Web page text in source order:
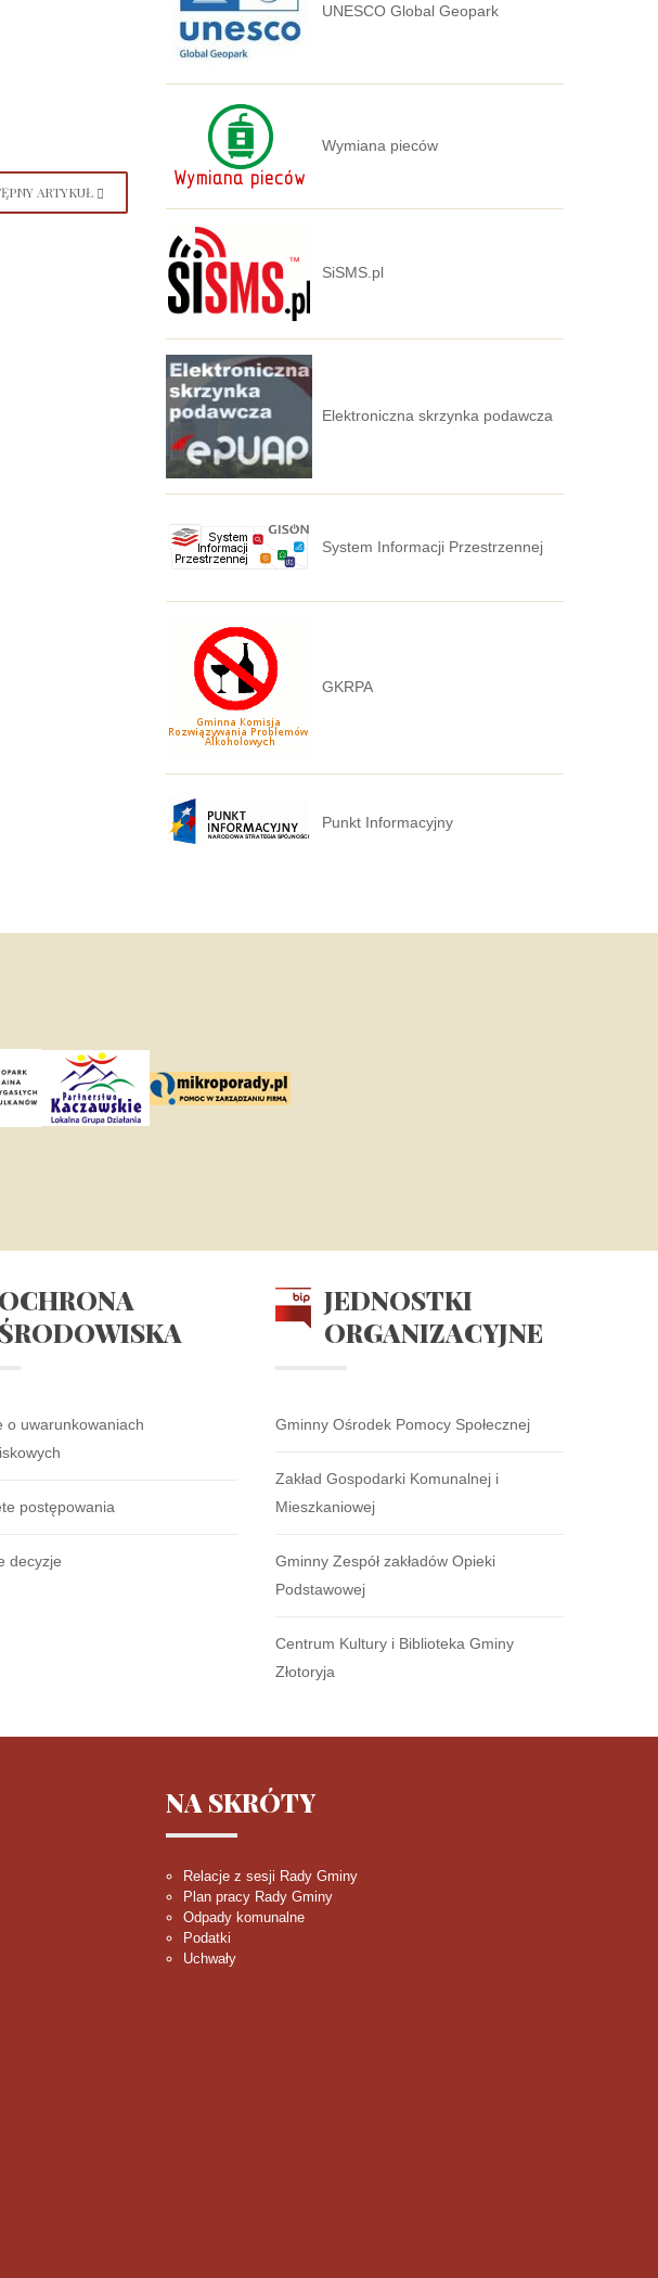
ARTYKUŁ
UNESCO Global Geopark
Wymiana pieców
SiSMS.pl
Elektroniczna skrzynka podawcza
System Informacji Przestrzennej
GKRPA
Punkt Informacyjny
OCHRONA
ŚRODOWISKA
o uwarunkowaniach
postępowania
decyzje
JEDNOSTKI
ORGANIZACYJNE
Gminny Ośrodek Pomocy Społecznej
Zakład Gospodarki Komunalnej i
Mieszkaniowej
Gminny Zespół zakładów Opieki
Podstawowej
Centrum Kultury i Biblioteka Gminy
Złotoryja
NA SKRÓTY
Relacje z sesji Rady Gminy
Plan pracy Rady Gminy
Odpady komunalne
Podatki
Uchwały